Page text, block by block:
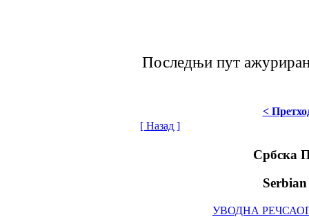
Последњи пут
<
[ Назад ]
Србска
УВОДНА РЕЧ